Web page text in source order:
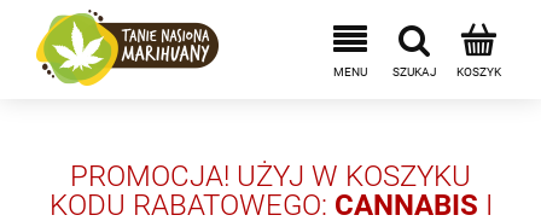
PROMOCJA! UŻYJ W KOSZYKU
KODU RABATOWEGO: CANNABIS I